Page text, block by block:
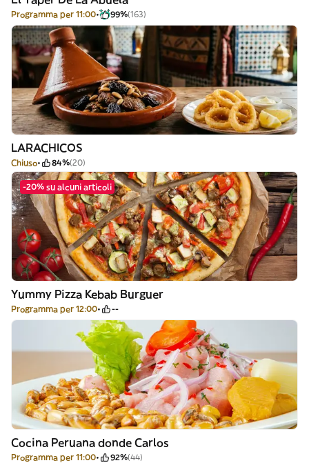
Programma per 11:00 99%(163)
LARACHICOS
Chiuso 84%(20)
-20% su alcuni articoli
Yummy Pizza Kebab Burguer
Programma per 12:00 --
Cocina Peruana donde Carlos
Programma per 11:00 92%(44)